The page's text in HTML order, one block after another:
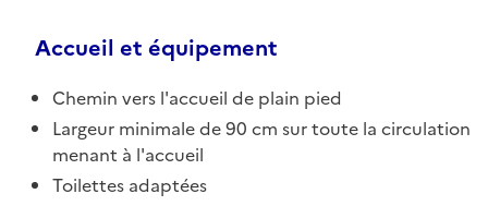
Accueil et équipement
Chemin vers l'accueil de plain pied
Largeur minimale de 90 cm sur toute la circulation
menant à l'accueil
Toilettes adaptées